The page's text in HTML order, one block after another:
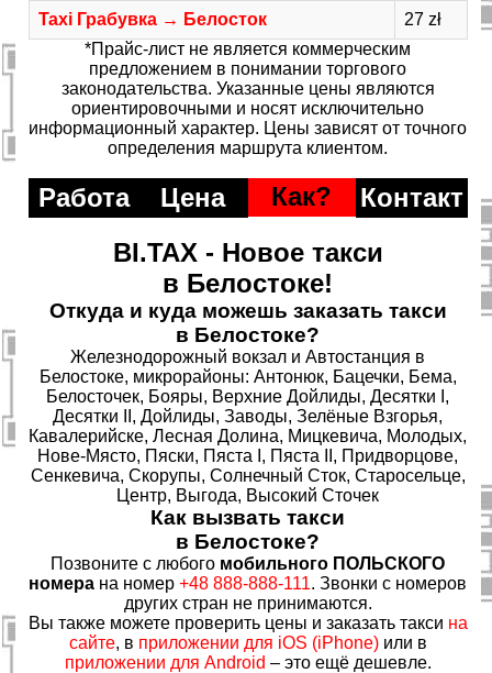
Taxi Грабувка → Белосток
27 zł
*Прайс-лист не является коммерческим
предложением в понимании торгового
законодательства. Указанные цены являются
ориентировочными и носят исключительно
информационный характер. Цены зависят от точного
определения маршрута клиентом.
Работа Цена Как?
Контакт
BI.TAX - Новое такси
в Белостоке!
Откуда и куда можешь заказать такси
в Белостоке?
Железнодорожный вокзал и Автостанция в
Белостоке, микрорайоны: Антонюк, Бацечки, Бема,
Белосточек, Бояры, Верхние Дойлиды, Десятки I,
Десятки II, Дойлиды, Заводы, Зелёные Взгорья,
Кавалерийске, Лесная Долина, Мицкевича, Молодых,
Нове-Място, Пяски, Пяста I, Пяста II, Придворцове,
Сенкевича, Скорупы, Солнечный Сток, Старосельце,
Центр, Выгода, Высокий Сточек
Как вызвать такси
в Белостоке?
Позвоните с любого мобильного ПОЛЬСКОГО
номера на номер+48 888-888-111. Звонки с номеров
других стран не принимаются.
Вы также можете проверить цены и заказать такси на
сайте, в приложении для iOS (iPhone) или в
приложении для Android – это ещё дешевле.